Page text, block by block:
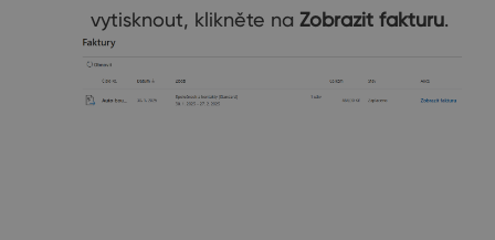
vytisknout, klikněte na Zobrazit fakturu.